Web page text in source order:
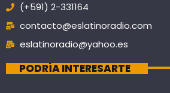
(+591) 2-331164
contacto@eslatinoradio.com
eslatinoradio@yahoo.es
PODRÍA INTERESARTE